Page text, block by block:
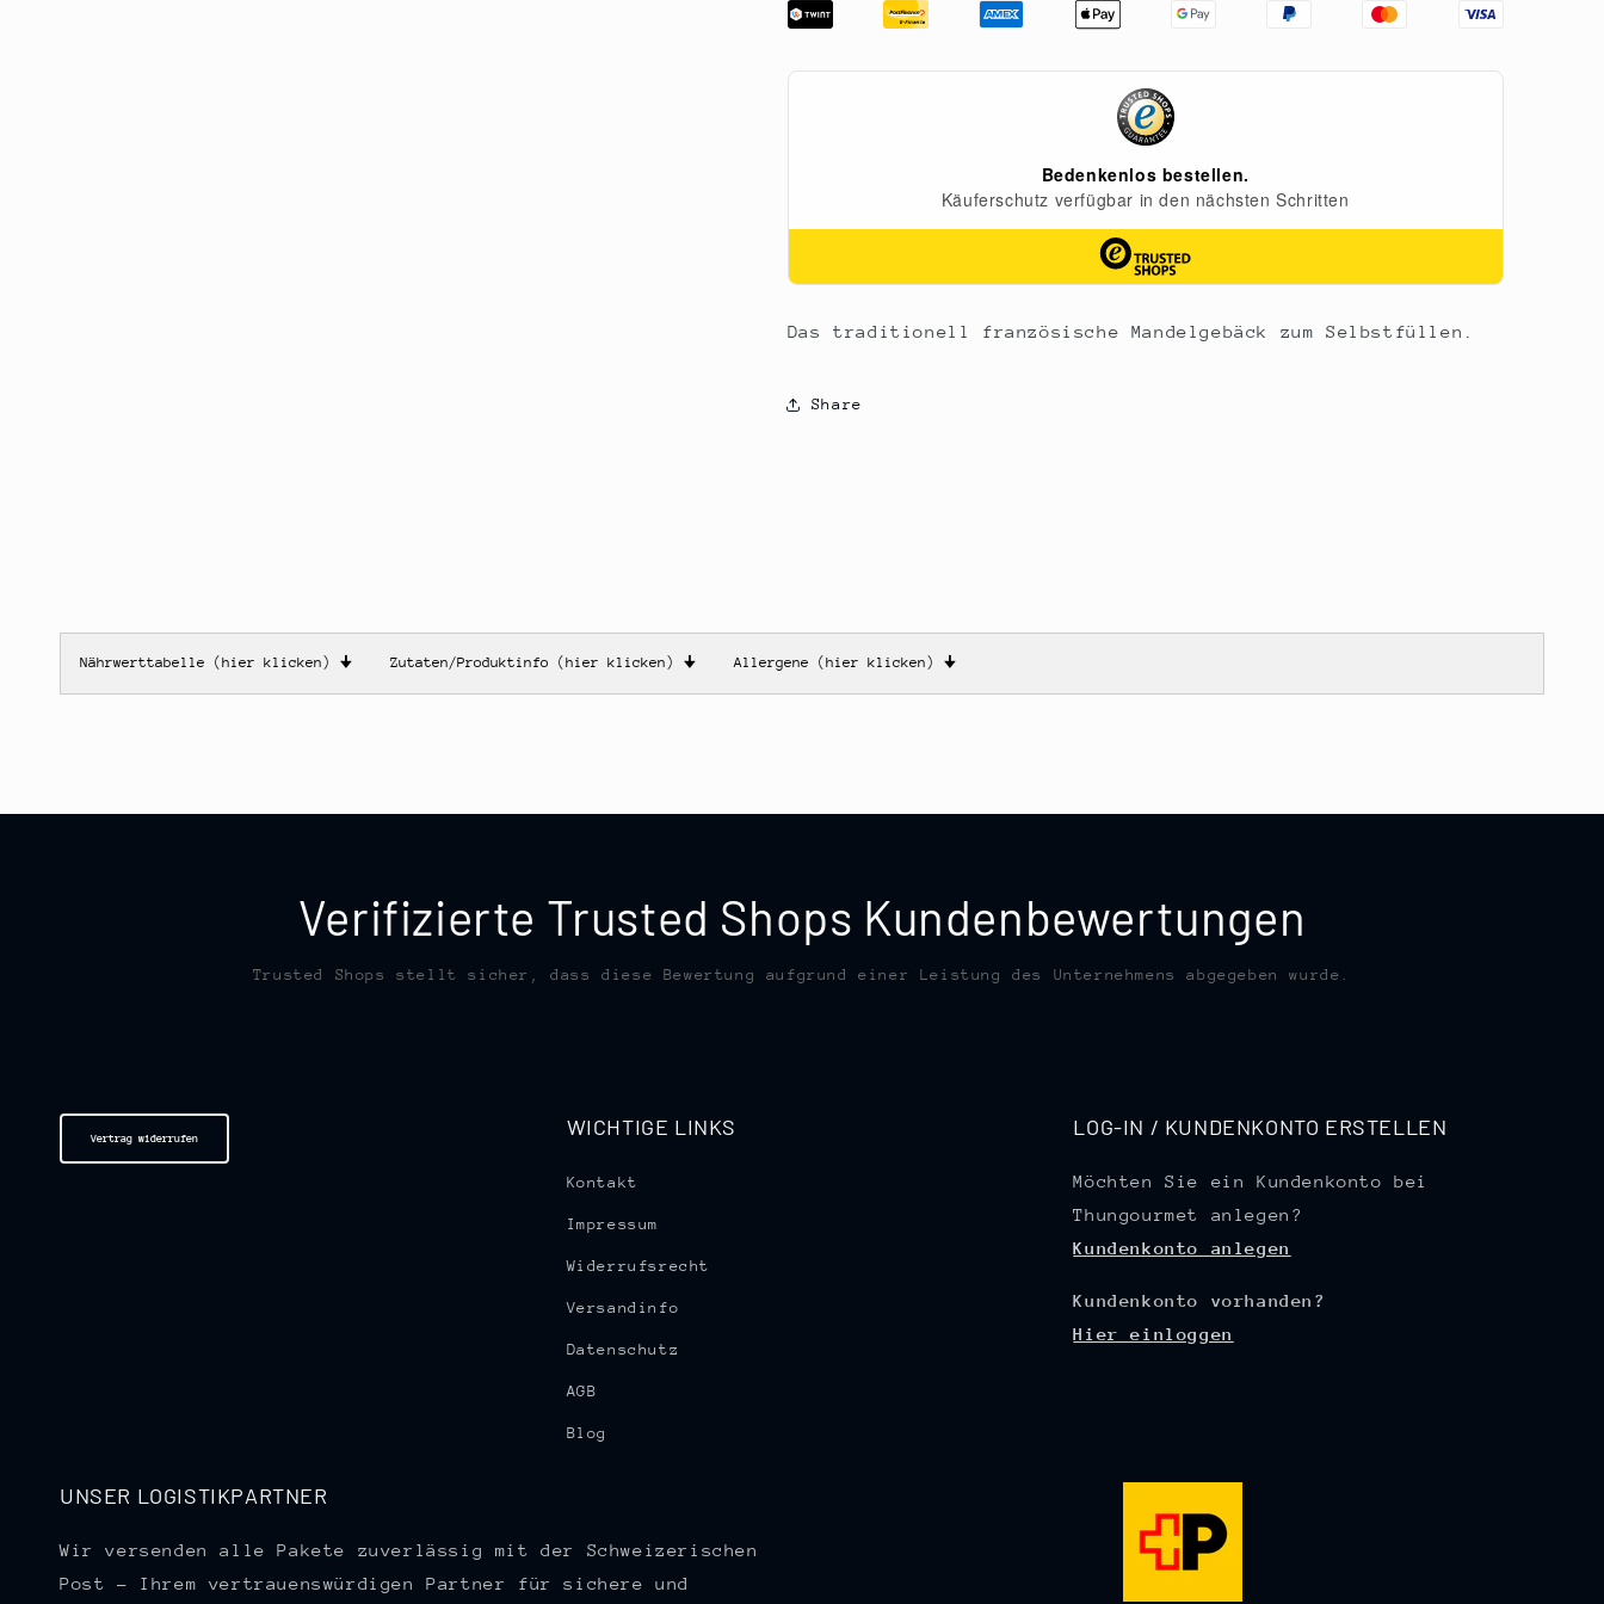
(Mandel-
Baiser)
St
(Mandel-
Baiser)
384
St
Das traditionell französische Mandelgebäck zum Selbstfüllen.
Share
Nährwerttabelle (hier klicken) 🠋 Zutaten/Produktinfo (hier klicken) 🠋 Allergene (hier klicken) 🠋
Verifizierte Trusted Shops Kundenbewertungen
Trusted Shops stellt sicher, dass diese Bewertung aufgrund einer Leistung des Unternehmens abgegeben wurde.
Vertrag widerrufen WICHTIGE LINKS
Kontakt
Impressum
Widerrufsrecht
Versandinfo
Datenschutz
AGB
Blog
LOG-IN / KUNDENKONTO ERSTELLEN
Möchten Sie ein Kundenkonto bei
Thungourmet anlegen?
Kundenkonto anlegen
Kundenkonto vorhanden?
Hier einloggen
UNSER LOGISTIKPARTNER
Wir versenden alle Pakete zuverlässig mit der Schweizerischen
Post – Ihrem vertrauenswürdigen Partner für sichere und